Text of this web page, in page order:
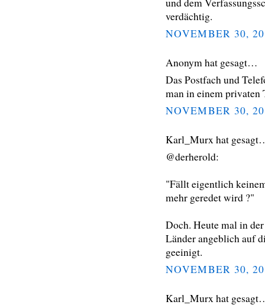
und dem
verdächtig.
NOVEMBER 30,
Anonym hat gesagt…
Das Postfach und
man in einem privaten
NOVEMBER 30,
Karl_Murx hat
@derherold:
"Fällt eigentlich
mehr geredet wird ?"
Doch. Heute mal in
Länder angeblich auf
geeinigt.
NOVEMBER 30,
Karl_Murx hat